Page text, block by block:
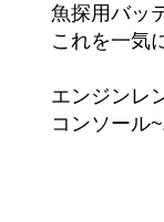
魚探用バッ
これを一気
エンジンレ
コンソール